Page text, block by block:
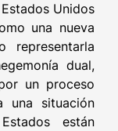
Unidos
una nueva
representarla
dual,
un proceso
una situación
están